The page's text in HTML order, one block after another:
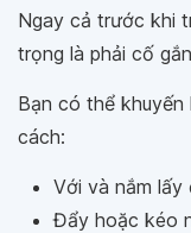
Ngay cả trước khi
trọng là phải cố
Bạn có thể
cách:
Với và nắm lấy
Đẩy hoặc kéo